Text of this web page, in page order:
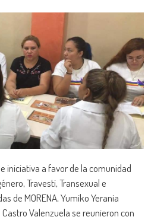
iniciativa a favor de la comunidad
Travesti, Transexual e
de MORENA, Yumiko Yerania
Valenzuela se reunieron con